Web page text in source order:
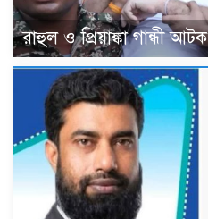
রাহুল ও প্রিয়াঙ্কা গান্ধী আটক